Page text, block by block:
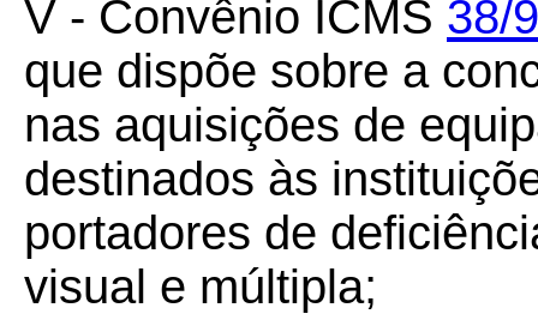
V - Convênio ICMS 38/
que dispõe sobre a
nas aquisições de
destinados às
portadores de
visual e múltipla;